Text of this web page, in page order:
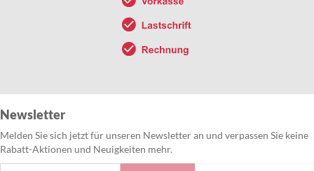
Newsletter
Melden Sie sich jetzt für unseren Newsletter an und verpassen Sie keine
Rabatt-Aktionen und Neuigkeiten mehr.